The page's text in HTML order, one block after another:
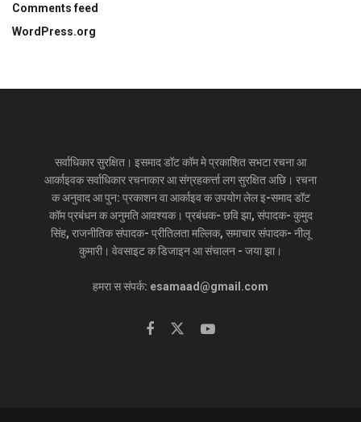
Comments feed
WordPress.org
सर्वाधिकार सुरक्षित। इसमाद डॉट कॉम मे प्रकाशित सभटा रचना आ
आर्काइवक सर्वाधिकार रचनाकार आ संग्रहकर्त्ता लग सुरक्षित अछि। रचना
क अनुवाद आ पुन: प्रकाशन वा आर्काइव क उपयोग लेल इ-समाद डॉट
कॉम प्रबंधन क अनुमति आवश्यक। प्रबंधक- छवि झा, संपादक- कुमुद
सिंह, राजनीतिक संपादक- प्रीतिलता मल्लिक, समाचार संपादक- नीलू
कुमारी। वेवसाइट क डिजाइन आ संचालन - जया झा।
हमरा स संपर्क: esamaad@gmail.com